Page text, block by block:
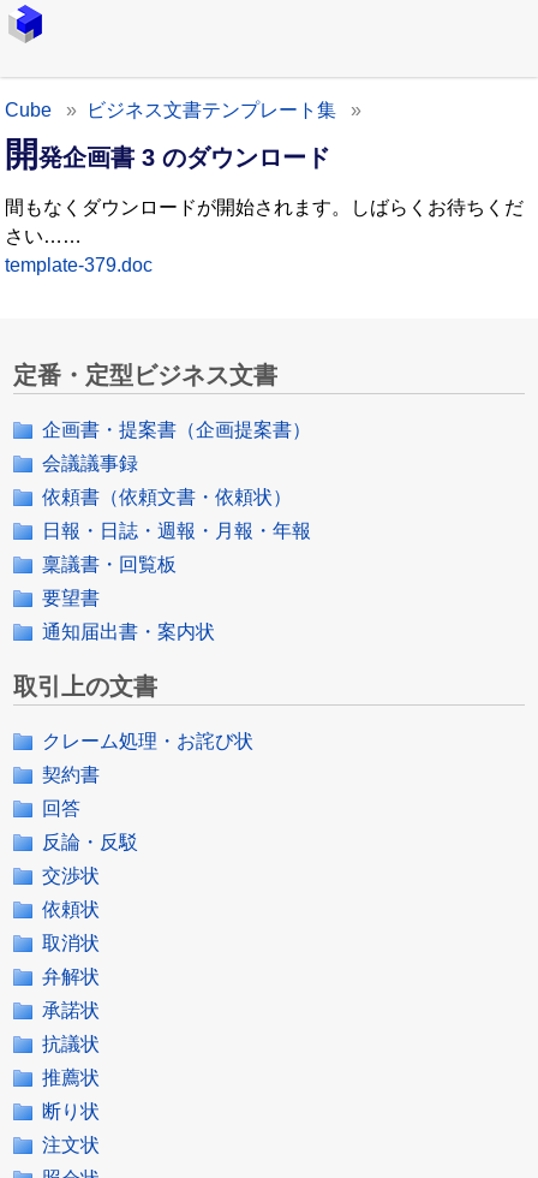
Cube ビジネス文書テンプレート集
開発企画書 3 のダウンロード
間もなくダウンロードが開始されます。しばらくお待ちくだ
さい……
template-379.doc
定番・定型ビジネス文書
企画書・提案書（企画提案書）
会議議事録
依頼書（依頼文書・依頼状）
日報・日誌・週報・月報・年報
稟議書・回覧板
要望書
通知届出書・案内状
取引上の文書
クレーム処理・お詫び状
契約書
回答
反論・反駁
交渉状
依頼状
取消状
弁解状
承諾状
抗議状
推薦状
断り状
注文状